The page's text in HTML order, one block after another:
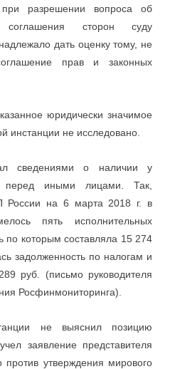
разрешении вопроса об
соглашения сторон суду
дать оценку тому, не
прав и законных
юридически значимое
инстанции не исследовано.
сведениями о наличии у
перед иными лицами. Так,
России на 6 марта 2018 г. в
пять исполнительных
по которым составляла 15 274
задолженность по налогам и
руб. (письмо руководителя
Росфинмониторинга).
не выяснил позицию
заявление представителя
утверждения мирового